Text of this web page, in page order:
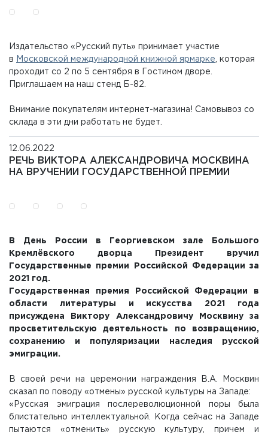
Издательство «Русский путь» принимает участие
в
Московской международной книжной ярмарке , которая
проходит со 2 по 5 сентября в Гостином дворе.
Приглашаем на наш стенд Б-82.
Внимание покупателям интернет-магазина! Самовывоз со
склада в эти дни работать не будет.
12.06.2022
РЕЧЬ ВИКТОРА АЛЕКСАНДРОВИЧА МОСКВИНА
НА ВРУЧЕНИИ ГОСУДАРСТВЕННОЙ ПРЕМИИ
В День России в Георгиевском зале Большого
Кремлёвского дворца Президент вручил
Государственные премии Российской Федерации за
2021 год.
Государственная премия Российской Федерации в
области литературы и искусства 2021 года
присуждена Виктору Александровичу Москвину за
просветительскую деятельность по возвращению,
сохранению и популяризации наследия русской
эмиграции.
В своей речи на церемонии награждения В.А. Москвин
сказал по поводу «отмены» русской культуры на Западе:
«Русская эмиграция послереволюционной поры была
блистательно интеллектуальной. Когда сейчас на Западе
пытаются «отменить» русскую культуру, причем и